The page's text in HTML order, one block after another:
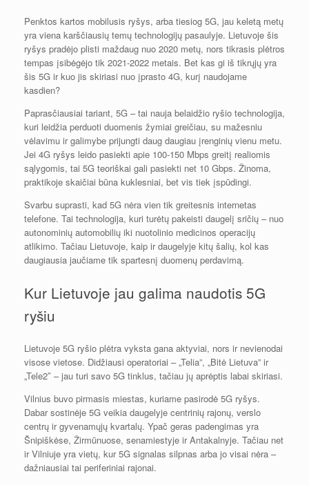
Penktos kartos mobilusis ryšys, arba tiesiog 5G, jau keletą metų
yra viena karščiausių temų technologijų pasaulyje. Lietuvoje šis
ryšys pradėjo plisti maždaug nuo 2020 metų, nors tikrasis plėtros
tempas įsibėgėjo tik 2021-2022 metais. Bet kas gi iš tikrųjų yra
šis 5G ir kuo jis skiriasi nuo įprasto 4G, kurį naudojame
kasdien?
Paprasčiausiai tariant, 5G – tai nauja belaidžio ryšio technologija,
kuri leidžia perduoti duomenis žymiai greičiau, su mažesniu
vėlavimu ir galimybe prijungti daug daugiau įrenginių vienu metu.
Jei 4G ryšys leido pasiekti apie 100-150 Mbps greitį realiomis
sąlygomis, tai 5G teoriškai gali pasiekti net 10 Gbps. Žinoma,
praktikoje skaičiai būna kuklesniai, bet vis tiek įspūdingi.
Svarbu suprasti, kad 5G nėra vien tik greitesnis internetas
telefone. Tai technologija, kuri turėtų pakeisti daugelį sričių – nuo
autonominių automobilių iki nuotolinio medicinos operacijų
atlikimo. Tačiau Lietuvoje, kaip ir daugelyje kitų šalių, kol kas
daugiausia jaučiame tik spartesnį duomenų perdavimą.
Kur Lietuvoje jau galima naudotis 5G
ryšiu
Lietuvoje 5G ryšio plėtra vyksta gana aktyviai, nors ir nevienodai
visose vietose. Didžiausi operatoriai – „Telia”, „Bitė Lietuva” ir
„Tele2″ – jau turi savo 5G tinklus, tačiau jų aprėptis labai skiriasi.
Vilnius buvo pirmasis miestas, kuriame pasirodė 5G ryšys.
Dabar sostinėje 5G veikia daugelyje centrinių rajonų, verslo
centrų ir gyvenamųjų kvartalų. Ypač geras padengimas yra
Šnipiškėse, Žirmūnuose, senamiestyje ir Antakalnyje. Tačiau net
ir Vilniuje yra vietų, kur 5G signalas silpnas arba jo visai nėra –
dažniausiai tai periferiniai rajonai.